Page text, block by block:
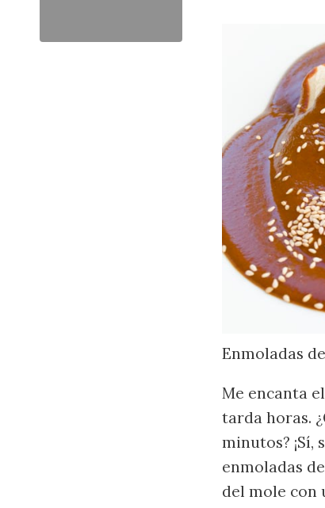
Enmoladas
Me encanta
tarda horas.
minutos? ¡Sí,
enmoladas
del mole con